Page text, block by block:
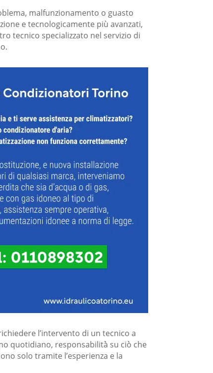
malfunzionamento o guasto
e tecnologicamente più avanzati,
tecnico specializzato nel servizio di
l’intervento di un tecnico a
quotidiano, responsabilità̀ su ciò̀ che
solo tramite l’esperienza e la